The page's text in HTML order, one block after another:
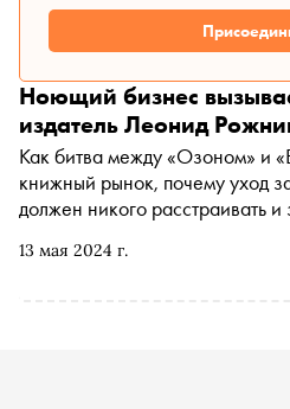
13 мая 2024 г.
Ноющий бизнес
издатель Леонид
Как битва между «Озоном» и
книжный рынок, почему уход
должен никого расстраивать и
издательства «Проспект»